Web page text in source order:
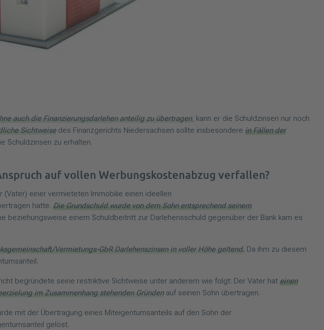
auch die Finanzierungsdarlehen anteilig zu übertragen, kann er die Schuldzinsen nur noch
Sichtweisedes Finanzgerichts Niedersachsen sollte insbesondere in Fällen der
Schuldzinsen zu erhalten.
auf vollen Werbungskostenabzug verfallen?
einer vermieteten Immobilie einen ideellen
hatte. Die Grundschuld wurde von dem Sohn entsprechend seinem
beziehungsweise einem Schuldbeitritt zur Darlehensschuld gegenüber der Bank kam es
Vermietungs-GbR Darlehenszinsen in voller Höhe geltend. Da ihm zu diesem
begründete seine restriktive Sichtweise unter anderem wie folgt: Der Vater hat einen
im Zusammenhang stehenden Gründenauf seinen Sohn übertragen.
mit der Übertragung eines Miteigentumsanteils auf den Sohn der
gelöst.